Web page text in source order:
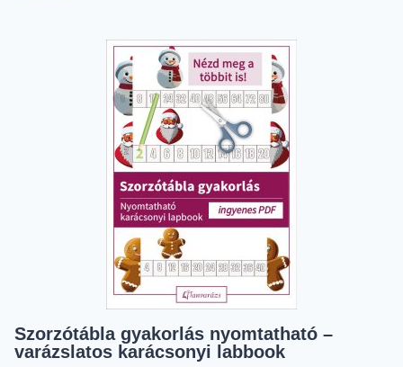
PRAKTIKUS
SEGÍTSÉG
TANULÁSÁHOZ
Szorzótábla gyakorlás nyomtatható –
varázslatos karácsonyi labbook